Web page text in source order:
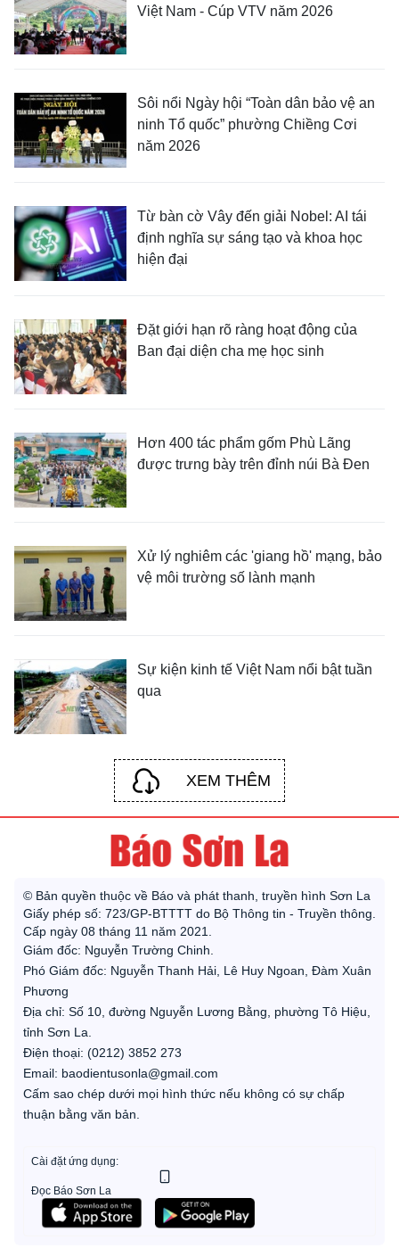
Việt Nam - Cúp VTV năm 2026
Sôi nổi Ngày hội “Toàn dân bảo vệ an
ninh Tổ quốc” phường Chiềng Cơi
năm 2026
Từ bàn cờ Vây đến giải Nobel: AI tái
định nghĩa sự sáng tạo và khoa học
hiện đại
Đặt giới hạn rõ ràng hoạt động của
Ban đại diện cha mẹ học sinh
Hơn 400 tác phẩm gốm Phù Lãng
được trưng bày trên đỉnh núi Bà Đen
Xử lý nghiêm các 'giang hồ' mạng, bảo
vệ môi trường số lành mạnh
Sự kiện kinh tế Việt Nam nổi bật tuần
qua
XEM THÊM
© Bản quyền thuộc về Báo và phát thanh, truyền hình Sơn La
Giấy phép số: 723/GP-BTTTT do Bộ Thông tin - Truyền thông.
Cấp ngày 08 tháng 11 năm 2021.
Giám đốc: Nguyễn Trường Chinh.
Phó Giám đốc: Nguyễn Thanh Hải, Lê Huy Ngoan, Đàm Xuân
Phương
Địa chỉ: Số 10, đường Nguyễn Lương Bằng, phường Tô Hiệu,
tỉnh Sơn La.
Điện thoại: (0212) 3852 273
Email: baodientusonla@gmail.com
Cấm sao chép dưới mọi hình thức nếu không có sự chấp
thuận bằng văn bản.
Cài đặt ứng dụng:
Đọc Báo Sơn La